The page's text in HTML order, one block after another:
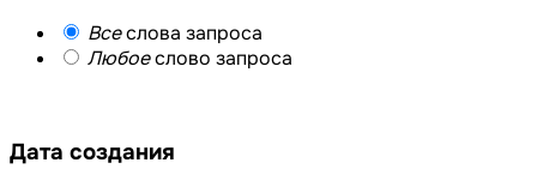
Всеслова запроса
Любоеслово запроса
Дата создания